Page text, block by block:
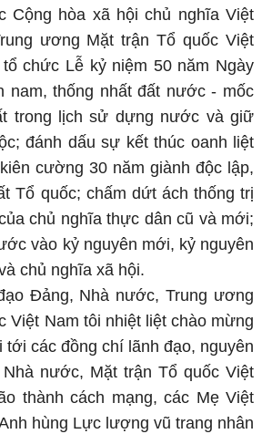
Cộng hòa xã hội chủ nghĩa Việt
ương Mặt trận Tổ quốc Việt
chức Lễ kỷ niệm 50 năm Ngày
nam, thống nhất đất nước - mốc
trong lịch sử dựng nước và giữ
đánh dấu sự kết thúc oanh liệt
cường 30 năm giành độc lập,
Tổ quốc; chấm dứt ách thống trị
chủ nghĩa thực dân cũ và mới;
vào kỷ nguyên mới, kỷ nguyên
chủ nghĩa xã hội.
Đảng, Nhà nước, Trung ương
Việt Nam tôi nhiệt liệt chào mừng
tới các đồng chí lãnh đạo, nguyên
nước, Mặt trận Tổ quốc Việt
thành cách mạng, các Mẹ Việt
hùng Lực lượng vũ trang nhân